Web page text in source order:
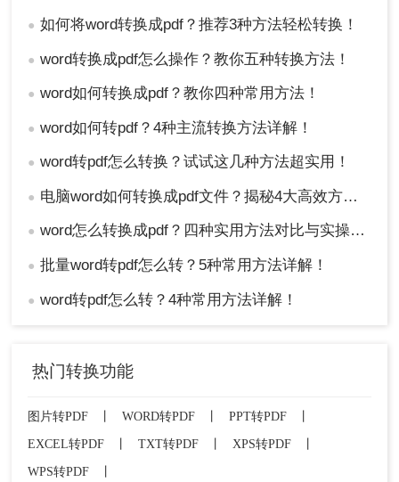
● 如何将word转换成pdf？推荐3种方法轻松转换！
● word转换成pdf怎么操作？教你五种转换方法！
● word如何转换成pdf？教你四种常用方法！
● word如何转pdf？4种主流转换方法详解！
● word转pdf怎么转换？试试这几种方法超实用！
● 电脑word如何转换成pdf文件？揭秘4大高效方法，轻松搞定所有场景！
● word怎么转换成pdf？四种实用方法对比与实操指南（附详细表格）！
● 批量word转pdf怎么转？5种常用方法详解！
● word转pdf怎么转？4种常用方法详解！
热门转换功能
图片转PDF WORD转PDF PPT转PDF
EXCEL转PDF
TXT转PDF XPS转PDF
WPS转PDF